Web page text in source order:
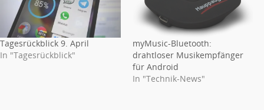
Tagesrückblick 9. April
In "Tagesrückblick"
myMusic-Bluetooth:
drahtloser Musikempfänger
für Android
In "Technik-News"